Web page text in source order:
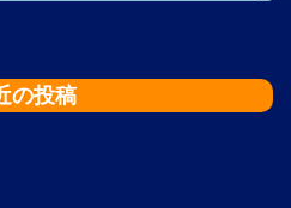
の投稿